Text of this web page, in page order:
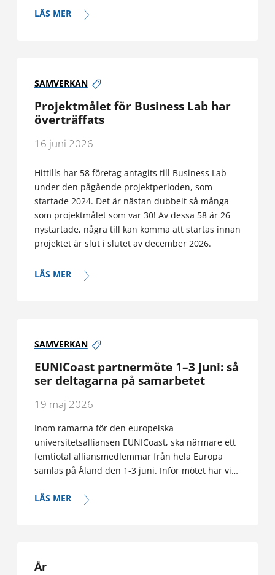
LÄS MER
SAMVERKAN
Projektmålet för Business Lab har
överträffats
16 juni 2026
Hittills har 58 företag antagits till Business Lab
under den pågående projektperioden, som
startade 2024. Det är nästan dubbelt så många
som projektmålet som var 30! Av dessa 58 är 26
nystartade, några till kan komma att startas innan
projektet är slut i slutet av december 2026.
LÄS MER
SAMVERKAN
EUNICoast partnermöte 1–3 juni: så
ser deltagarna på samarbetet
19 maj 2026
Inom ramarna för den europeiska
universitetsalliansen EUNICoast, ska närmare ett
femtiotal alliansmedlemmar från hela Europa
samlas på Åland den 1-3 juni. Inför mötet har vi…
LÄS MER
År